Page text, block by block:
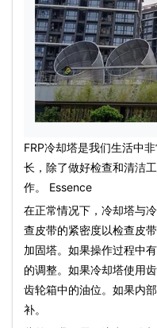
FRP冷却塔是我们生活中
长，除了做好检查和清洁
作。 Essence
在正常情况下，冷却塔与
查皮带的紧密度以检查皮
加固塔。如果操作过程中
的调整。如果冷却塔使用
齿轮箱中的油位。如果内
补。